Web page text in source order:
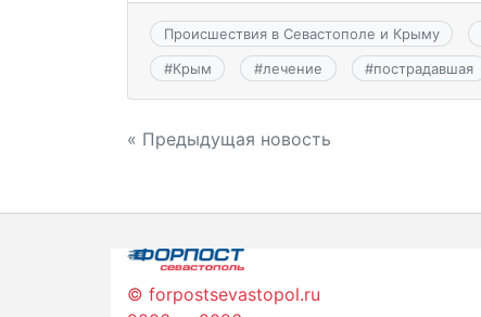
Происшествия в Севастополе и Крыму
#Крым #лечение #пострадавшая
Навигация
записям
« Предыдущая новость
© forpostsevastopol.ru